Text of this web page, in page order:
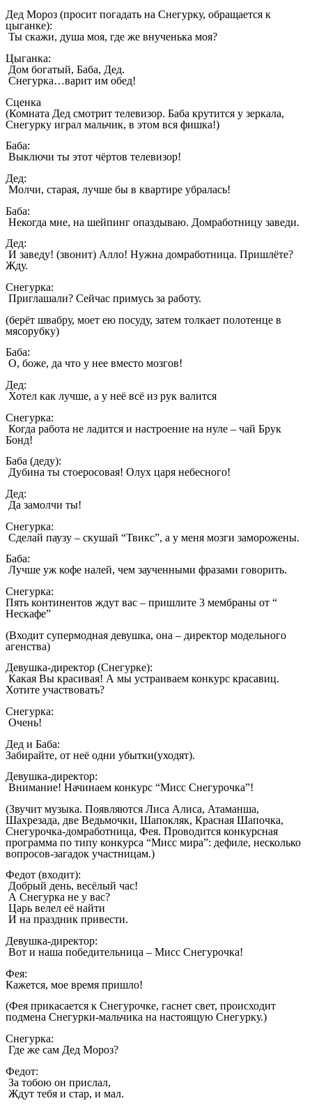
Дед Мороз (просит погадать на Снегурку, обращается к
цыганке):
Ты скажи, душа моя, где же внученька моя?
Цыганка:
Дом богатый, Баба, Дед.
Снегурка…варит им обед!
Сценка
(Комната Дед смотрит телевизор. Баба крутится у зеркала,
Снегурку играл мальчик, в этом вся фишка!)
Баба:
Выключи ты этот чёртов телевизор!
Дед:
Молчи, старая, лучше бы в квартире убралась!
Баба:
Некогда мне, на шейпинг опаздываю. Домработницу заведи.
Дед:
И заведу! (звонит) Алло! Нужна домработница. Пришлёте?
Жду.
Снегурка:
Приглашали? Сейчас примусь за работу.
(берёт швабру, моет ею посуду, затем толкает полотенце в
мясорубку)
Баба:
О, боже, да что у нее вместо мозгов!
Дед:
Хотел как лучше, а у неё всё из рук валится
Снегурка:
Когда работа не ладится и настроение на нуле – чай Брук
Бонд!
Баба (деду):
Дубина ты стоеросовая! Олух царя небесного!
Дед:
Да замолчи ты!
Снегурка:
Сделай паузу – скушай “Твикс”, а у меня мозги заморожены.
Баба:
Лучше уж кофе налей, чем заученными фразами говорить.
Снегурка:
Пять континентов ждут вас – пришлите 3 мембраны от “
Нескафе”
(Входит супермодная девушка, она – директор модельного
агенства)
Девушка-директор (Снегурке):
Какая Вы красивая! А мы устраиваем конкурс красавиц.
Хотите участвовать?
Снегурка:
Очень!
Дед и Баба:
Забирайте, от неё одни убытки(уходят).
Девушка-директор:
Внимание! Начинаем конкурс “Мисс Снегурочка”!
(Звучит музыка. Появляются Лиса Алиса, Атаманша,
Шахрезада, две Ведьмочки, Шапокляк, Красная Шапочка,
Снегурочка-домработница, Фея. Проводится конкурсная
программа по типу конкурса “Мисс мира”: дефиле, несколько
вопросов-загадок участницам.)
Федот (входит):
Добрый день, весёлый час!
А Снегурка не у вас?
Царь велел её найти
И на праздник привести.
Девушка-директор:
Вот и наша победительница – Мисс Снегурочка!
Фея:
Кажется, мое время пришло!
(Фея прикасается к Снегурочке, гаснет свет, происходит
подмена Снегурки-мальчика на настоящую Снегурку.)
Снегурка:
Где же сам Дед Мороз?
Федот:
За тобою он прислал,
Ждут тебя и стар, и мал.